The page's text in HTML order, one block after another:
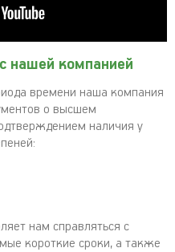
нашей компанией
времени наша компания
о высшем
наличия у
нам справляться с
короткие сроки, а также